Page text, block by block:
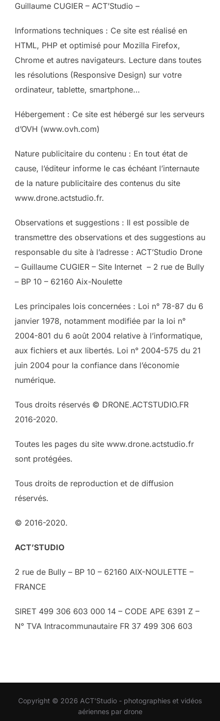
Guillaume CUGIER – ACT’Studio –
Informations techniques : Ce site est réalisé en
HTML, PHP et optimisé pour Mozilla Firefox,
Chrome et autres navigateurs. Lecture dans toutes
les résolutions (Responsive Design) sur votre
ordinateur, tablette, smartphone…
Hébergement : Ce site est hébergé sur les serveurs
d’OVH (www.ovh.com)
Nature publicitaire du contenu : En tout état de
cause, l’éditeur informe le cas échéant l’internaute
de la nature publicitaire des contenus du site
www.drone.actstudio.fr.
Observations et suggestions : Il est possible de
transmettre des observations et des suggestions au
responsable du site à l’adresse : ACT’Studio Drone
– Guillaume CUGIER – Site Internet – 2 rue de Bully
– BP 10 – 62160 Aix-Noulette
Les principales lois concernées : Loi n° 78-87 du 6
janvier 1978, notamment modifiée par la loi n°
2004-801 du 6 août 2004 relative à l’informatique,
aux fichiers et aux libertés. Loi n° 2004-575 du 21
juin 2004 pour la confiance dans l’économie
numérique.
Tous droits réservés © DRONE.ACTSTUDIO.FR
2016-2020.
Toutes les pages du site www.drone.actstudio.fr
sont protégées.
Tous droits de reproduction et de diffusion
réservés.
© 2016-2020.
ACT’STUDIO
2 rue de Bully – BP 10 – 62160 AIX-NOULETTE –
FRANCE
SIRET 499 306 603 000 14 – CODE APE 6391 Z –
N° TVA Intracommunautaire FR 37 499 306 603
Copyright © 2026 ACT'Studio - photographies et vidéos
aériennes par drone